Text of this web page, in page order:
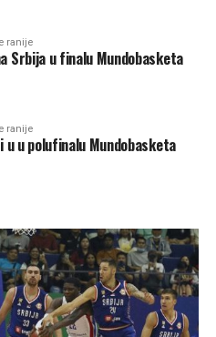
ranije
Srbija u finalu Mundobasketa
ranije
u u polufinalu Mundobasketa